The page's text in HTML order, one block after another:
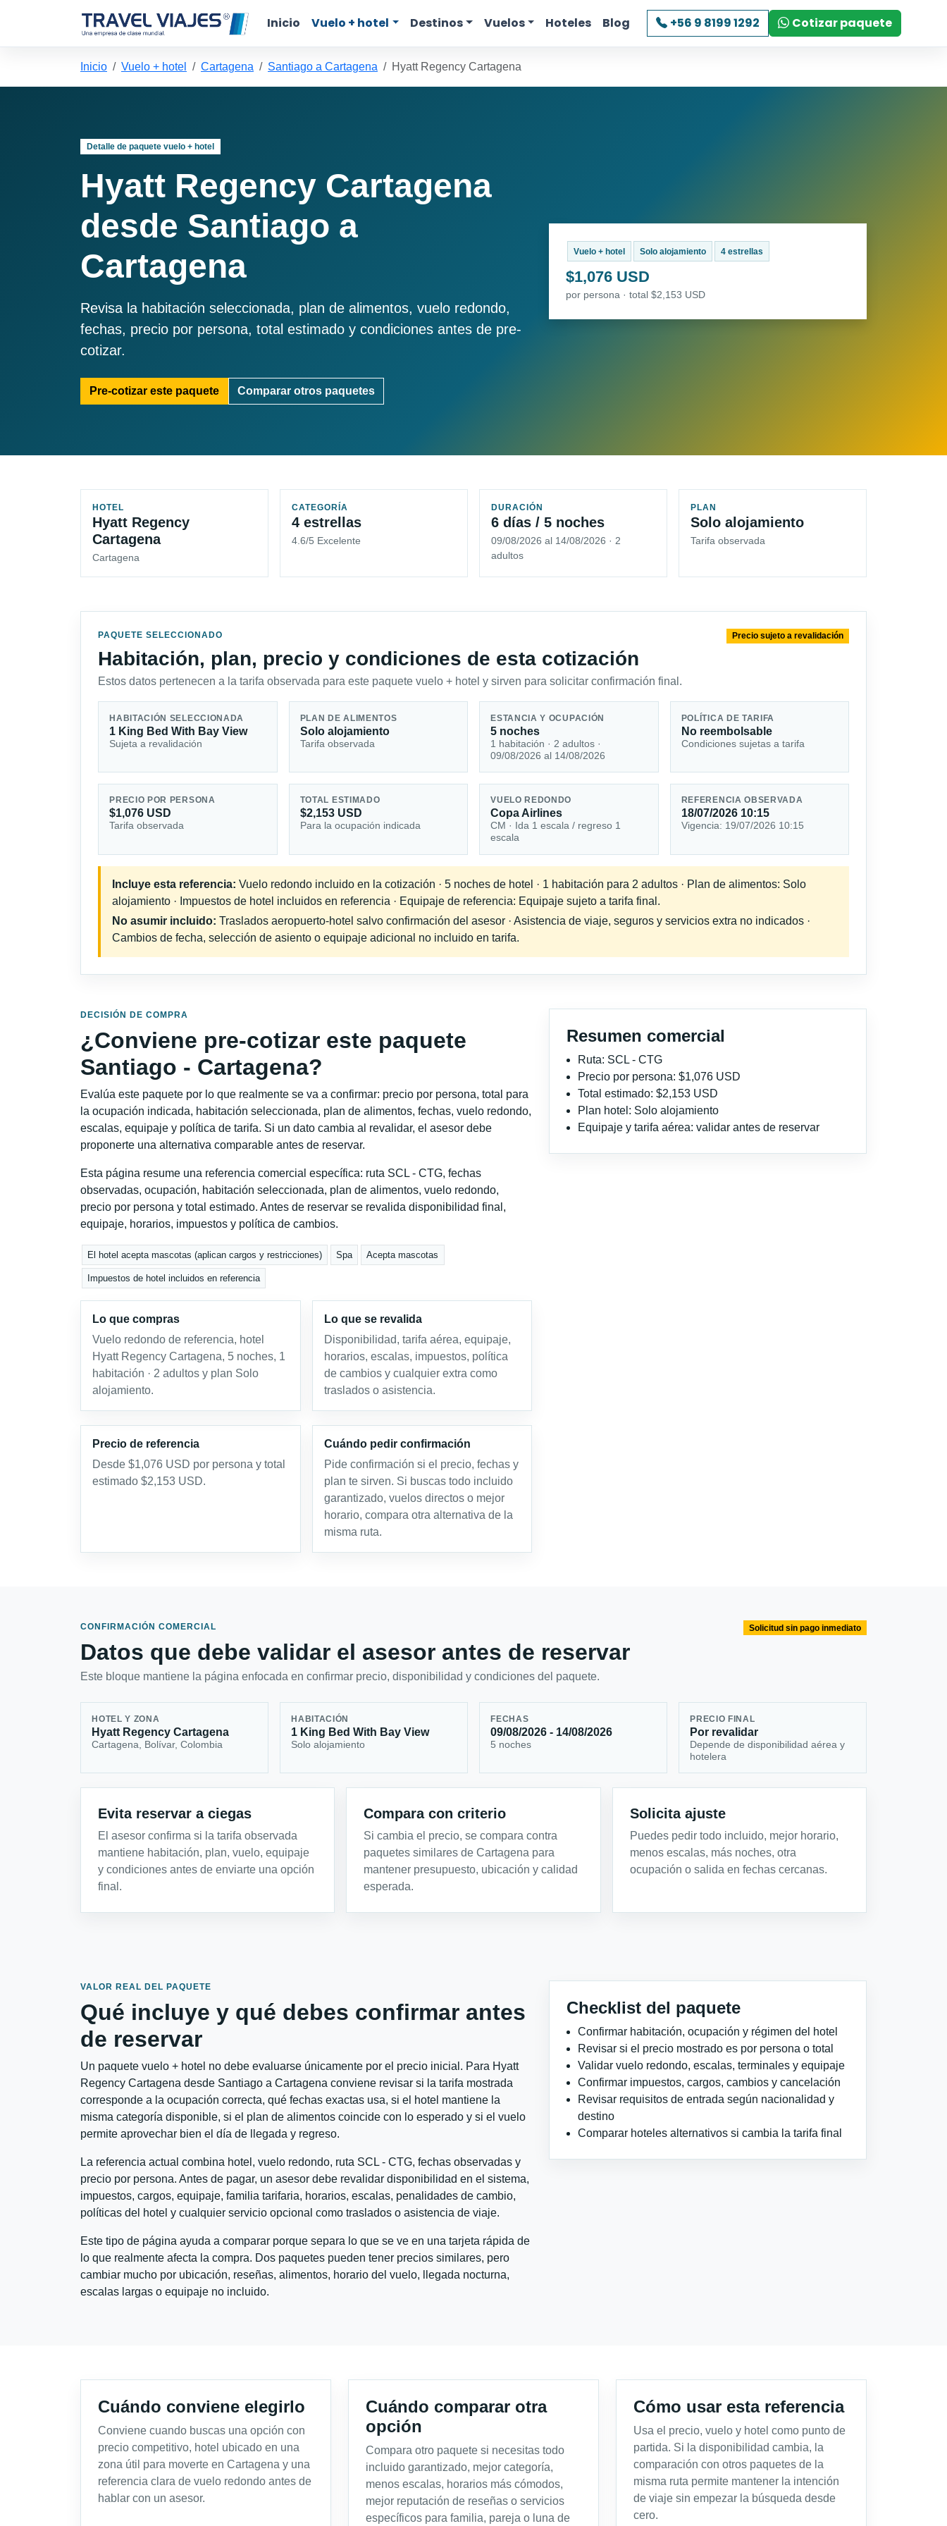
Inicio Vuelo + hotel Destinos Vuelos Hoteles Blog +56 9 8199 1292 Cotizar paquete
Inicio Vuelo + hotel Cartagena Santiago a Cartagena Hyatt Regency Cartagena
Detalle de paquete vuelo + hotel
Hyatt Regency Cartagena
desde Santiago a
Cartagena
Revisa la habitación seleccionada, plan de alimentos, vuelo redondo,
fechas, precio por persona, total estimado y condiciones antes de pre-
cotizar.
Pre-cotizar este paquete Comparar otros paquetes
Vuelo + hotel Solo alojamiento 4 estrellas
$1,076 USD
por persona · total $2,153 USD
HOTEL
Hyatt Regency
Cartagena
Cartagena
CATEGORÍA
4 estrellas
4.6/5 Excelente
DURACIÓN
6 días / 5 noches
09/08/2026 al 14/08/2026 · 2
adultos
PLAN
Solo alojamiento
Tarifa observada
PAQUETE SELECCIONADO
Habitación, plan, precio y condiciones de esta cotización
Estos datos pertenecen a la tarifa observada para este paquete vuelo + hotel y sirven para solicitar confirmación final.
Precio sujeto a revalidación
HABITACIÓN SELECCIONADA
1 King Bed With Bay View
Sujeta a revalidación
PLAN DE ALIMENTOS
Solo alojamiento
Tarifa observada
ESTANCIA Y OCUPACIÓN
5 noches
1 habitación · 2 adultos ·
09/08/2026 al 14/08/2026
POLÍTICA DE TARIFA
No reembolsable
Condiciones sujetas a tarifa
PRECIO POR PERSONA
$1,076 USD
Tarifa observada
TOTAL ESTIMADO
$2,153 USD
Para la ocupación indicada
VUELO REDONDO
Copa Airlines
CM · Ida 1 escala / regreso 1
escala
REFERENCIA OBSERVADA
18/07/2026 10:15
Vigencia: 19/07/2026 10:15
Incluye esta referencia: Vuelo redondo incluido en la cotización · 5 noches de hotel · 1 habitación para 2 adultos · Plan de alimentos: Solo
alojamiento · Impuestos de hotel incluidos en referencia · Equipaje de referencia: Equipaje sujeto a tarifa final.
No asumir incluido: Traslados aeropuerto-hotel salvo confirmación del asesor · Asistencia de viaje, seguros y servicios extra no indicados ·
Cambios de fecha, selección de asiento o equipaje adicional no incluido en tarifa.
DECISIÓN DE COMPRA
¿Conviene pre-cotizar este paquete
Santiago - Cartagena?
Evalúa este paquete por lo que realmente se va a confirmar: precio por persona, total para
la ocupación indicada, habitación seleccionada, plan de alimentos, fechas, vuelo redondo,
escalas, equipaje y política de tarifa. Si un dato cambia al revalidar, el asesor debe
proponerte una alternativa comparable antes de reservar.
Esta página resume una referencia comercial específica: ruta SCL - CTG, fechas
observadas, ocupación, habitación seleccionada, plan de alimentos, vuelo redondo,
precio por persona y total estimado. Antes de reservar se revalida disponibilidad final,
equipaje, horarios, impuestos y política de cambios.
El hotel acepta mascotas (aplican cargos y restricciones) Spa Acepta mascotas
Impuestos de hotel incluidos en referencia
Lo que compras
Vuelo redondo de referencia, hotel
Hyatt Regency Cartagena, 5 noches, 1
habitación · 2 adultos y plan Solo
alojamiento.
Lo que se revalida
Disponibilidad, tarifa aérea, equipaje,
horarios, escalas, impuestos, política
de cambios y cualquier extra como
traslados o asistencia.
Precio de referencia
Desde $1,076 USD por persona y total
estimado $2,153 USD.
Cuándo pedir confirmación
Pide confirmación si el precio, fechas y
plan te sirven. Si buscas todo incluido
garantizado, vuelos directos o mejor
horario, compara otra alternativa de la
misma ruta.
Resumen comercial
Ruta: SCL - CTG
Precio por persona: $1,076 USD
Total estimado: $2,153 USD
Plan hotel: Solo alojamiento
Equipaje y tarifa aérea: validar antes de reservar
CONFIRMACIÓN COMERCIAL
Datos que debe validar el asesor antes de reservar
Este bloque mantiene la página enfocada en confirmar precio, disponibilidad y condiciones del paquete.
Solicitud sin pago inmediato
HOTEL Y ZONA
Hyatt Regency Cartagena
Cartagena, Bolívar, Colombia
HABITACIÓN
1 King Bed With Bay View
Solo alojamiento
FECHAS
09/08/2026 - 14/08/2026
5 noches
PRECIO FINAL
Por revalidar
Depende de disponibilidad aérea y
hotelera
Evita reservar a ciegas
El asesor confirma si la tarifa observada
mantiene habitación, plan, vuelo, equipaje
y condiciones antes de enviarte una opción
final.
Compara con criterio
Si cambia el precio, se compara contra
paquetes similares de Cartagena para
mantener presupuesto, ubicación y calidad
esperada.
Solicita ajuste
Puedes pedir todo incluido, mejor horario,
menos escalas, más noches, otra
ocupación o salida en fechas cercanas.
VALOR REAL DEL PAQUETE
Qué incluye y qué debes confirmar antes
de reservar
Un paquete vuelo + hotel no debe evaluarse únicamente por el precio inicial. Para Hyatt
Regency Cartagena desde Santiago a Cartagena conviene revisar si la tarifa mostrada
corresponde a la ocupación correcta, qué fechas exactas usa, si el hotel mantiene la
misma categoría disponible, si el plan de alimentos coincide con lo esperado y si el vuelo
permite aprovechar bien el día de llegada y regreso.
La referencia actual combina hotel, vuelo redondo, ruta SCL - CTG, fechas observadas y
precio por persona. Antes de pagar, un asesor debe revalidar disponibilidad en el sistema,
impuestos, cargos, equipaje, familia tarifaria, horarios, escalas, penalidades de cambio,
políticas del hotel y cualquier servicio opcional como traslados o asistencia de viaje.
Este tipo de página ayuda a comparar porque separa lo que se ve en una tarjeta rápida de
lo que realmente afecta la compra. Dos paquetes pueden tener precios similares, pero
cambiar mucho por ubicación, reseñas, alimentos, horario del vuelo, llegada nocturna,
escalas largas o equipaje no incluido.
Checklist del paquete
Confirmar habitación, ocupación y régimen del hotel
Revisar si el precio mostrado es por persona o total
Validar vuelo redondo, escalas, terminales y equipaje
Confirmar impuestos, cargos, cambios y cancelación
Revisar requisitos de entrada según nacionalidad y
destino
Comparar hoteles alternativos si cambia la tarifa final
Cuándo conviene elegirlo
Conviene cuando buscas una opción con
precio competitivo, hotel ubicado en una
zona útil para moverte en Cartagena y una
referencia clara de vuelo redondo antes de
hablar con un asesor.
Cuándo comparar otra
opción
Compara otro paquete si necesitas todo
incluido garantizado, mejor categoría,
menos escalas, horarios más cómodos,
mejor reputación de reseñas o servicios
específicos para familia, pareja o luna de
Cómo usar esta referencia
Usa el precio, vuelo y hotel como punto de
partida. Si la disponibilidad cambia, la
comparación con otros paquetes de la
misma ruta permite mantener la intención
de viaje sin empezar la búsqueda desde
cero.